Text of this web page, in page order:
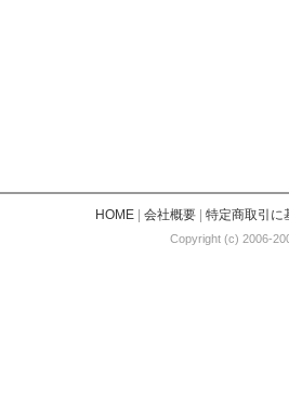
HOME| 会社概要| 特定商取引に
Copyright (c) 2006-